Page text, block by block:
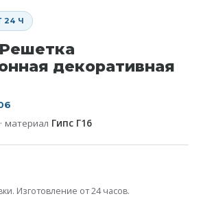
24 Ч
декоративная
· материал Гипс Г16
Изготовление от 24 часов.